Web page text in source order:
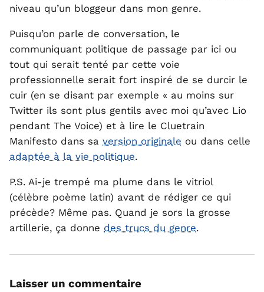
niveau qu’un bloggeur dans mon genre.
Puisqu’on parle de conversation, le
communiquant politique de passage par ici ou
tout qui serait tenté par cette voie
professionnelle serait fort inspiré de se durcir le
cuir (en se disant par exemple « au moins sur
Twitter ils sont plus gentils avec moi qu’avec Lio
pendant The Voice) et à lire le Cluetrain
Manifesto dans sa version originale ou dans celle
adaptée à la vie politique.
P.S. Ai-je trempé ma plume dans le vitriol
(célèbre poème latin) avant de rédiger ce qui
précède? Même pas. Quand je sors la grosse
artillerie, ça donne des trucs du genre.
Laisser un commentaire